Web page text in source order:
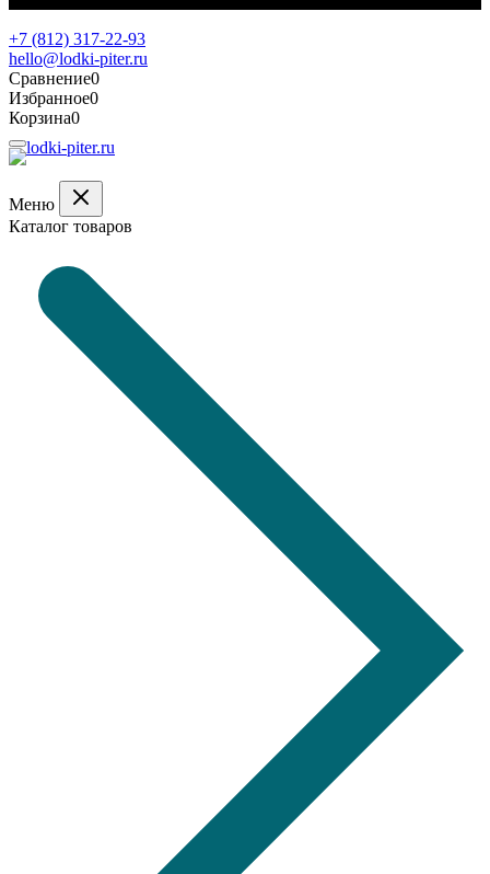
+7 (812) 317-22-93
hello@lodki-piter.ru
Сравнение0
Избранное0
Корзина0
Меню
Каталог товаров